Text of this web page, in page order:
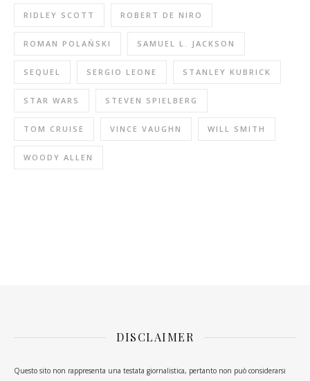
RIDLEY SCOTT ROBERT DE NIRO
ROMAN POLAŃSKI SAMUEL L. JACKSON
SEQUEL SERGIO LEONE STANLEY KUBRICK
STAR WARS STEVEN SPIELBERG
TOM CRUISE VINCE VAUGHN WILL SMITH
WOODY ALLEN
DISCLAIMER
Questo sito non rappresenta una testata giornalistica, pertanto non può considerarsi